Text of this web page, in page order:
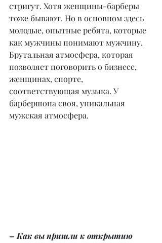
стригут. Хотя женщины-барберы
тоже бывают. Но в основном здесь
молодые, опытные ребята, которые
как мужчины понимают мужчину.
Брутальная атмосфера, которая
позволяет поговорить о бизнесе,
женщинах, спорте,
соответствующая музыка. У
барбершопа своя, уникальная
мужская атмосфера.
– Как вы пришли к открытию